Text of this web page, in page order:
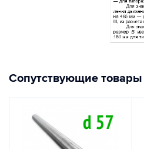
Сопутствующие товары